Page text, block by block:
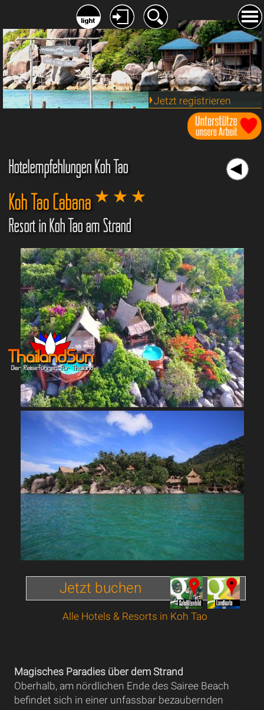
Jetzt registrieren
Hotelempfehlungen Koh Tao
Koh Tao Cabana
Resort in Koh Tao am Strand
Jetzt buchen
Alle Hotels & Resorts in Koh Tao
Magisches Paradies über dem Strand
Oberhalb, am nördlichen Ende des Sairee Beach
befindet sich in einer unfassbar bezaubernden